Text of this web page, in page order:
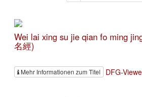
Wei lai xing su jie qian fo ming
名經)
Mehr Informationen zum Titel DFG-